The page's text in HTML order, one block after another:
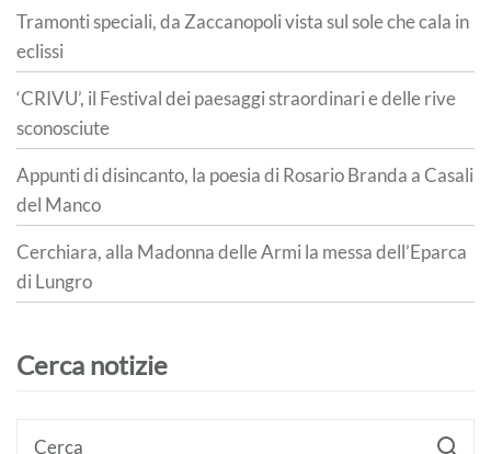
Tramonti speciali, da Zaccanopoli vista sul sole che cala in
eclissi
‘CRIVU’, il Festival dei paesaggi straordinari e delle rive
sconosciute
Appunti di disincanto, la poesia di Rosario Branda a Casali
del Manco
Cerchiara, alla Madonna delle Armi la messa dell’Eparca
di Lungro
Cerca notizie